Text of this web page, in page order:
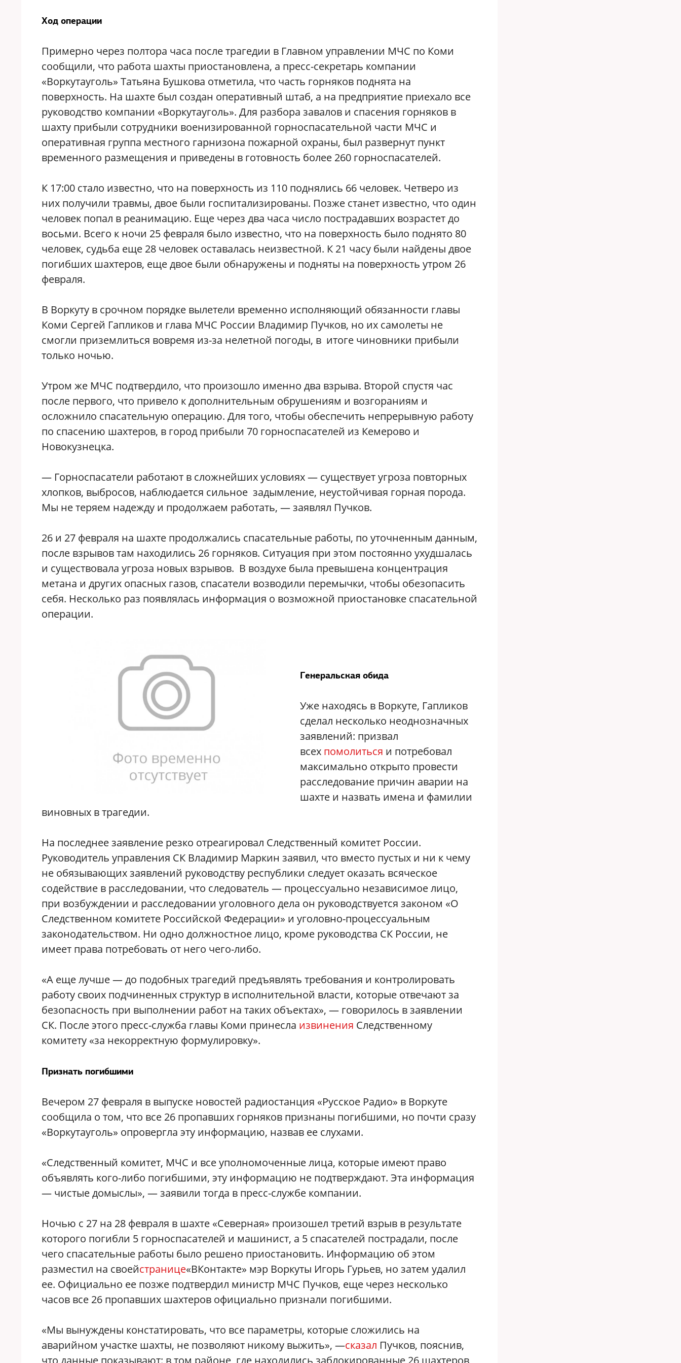
Ход операции
Примерно через полтора часа после трагедии в Главном управлении МЧС по Коми
сообщили, что работа шахты приостановлена, а пресс-секретарь компании
«Воркутауголь» Татьяна Бушкова отметила, что часть горняков поднята на
поверхность. На шахте был создан оперативный штаб, а на предприятие приехало все
руководство компании «Воркутауголь». Для разбора завалов и спасения горняков в
шахту прибыли сотрудники военизированной горноспасательной части МЧС и
оперативная группа местного гарнизона пожарной охраны, был развернут пункт
временного размещения и приведены в готовность более 260 горноспасателей.
К 17:00 стало известно, что на поверхность из 110 поднялись 66 человек. Четверо из
них получили травмы, двое были госпитализированы. Позже станет известно, что один
человек попал в реанимацию. Еще через два часа число пострадавших возрастет до
восьми. Всего к ночи 25 февраля было известно, что на поверхность было поднято 80
человек, судьба еще 28 человек оставалась неизвестной. К 21 часу были найдены двое
погибших шахтеров, еще двое были обнаружены и подняты на поверхность утром 26
февраля.
В Воркуту в срочном порядке вылетели временно исполняющий обязанности главы
Коми Сергей Гапликов и глава МЧС России Владимир Пучков, но их самолеты не
смогли приземлиться вовремя из-за нелетной погоды, в итоге чиновники прибыли
только ночью.
Утром же МЧС подтвердило, что произошло именно два взрыва. Второй спустя час
после первого, что привело к дополнительным обрушениям и возгораниям и
осложнило спасательную операцию. Для того, чтобы обеспечить непрерывную работу
по спасению шахтеров, в город прибыли 70 горноспасателей из Кемерово и
Новокузнецка.
— Горноспасатели работают в сложнейших условиях — существует угроза повторных
хлопков, выбросов, наблюдается сильное задымление, неустойчивая горная порода.
Мы не теряем надежду и продолжаем работать, — заявлял Пучков.
26 и 27 февраля на шахте продолжались спасательные работы, по уточненным данным,
после взрывов там находились 26 горняков. Ситуация при этом постоянно ухудшалась
и существовала угроза новых взрывов. В воздухе была превышена концентрация
метана и других опасных газов, спасатели возводили перемычки, чтобы обезопасить
себя. Несколько раз появлялась информация о возможной приостановке спасательной
операции.
Генеральская обида
Уже находясь в Воркуте, Гапликов
сделал несколько неоднозначных
заявлений: призвал
всех помолиться и потребовал
максимально открыто провести
расследование причин аварии на
шахте и назвать имена и фамилии
виновных в трагедии.
На последнее заявление резко отреагировал Следственный комитет России.
Руководитель управления СК Владимир Маркин заявил, что вместо пустых и ни к чему
не обязывающих заявлений руководству республики следует оказать всяческое
содействие в расследовании, что следователь — процессуально независимое лицо,
при возбуждении и расследовании уголовного дела он руководствуется законом «О
Следственном комитете Российской Федерации» и уголовно-процессуальным
законодательством. Ни одно должностное лицо, кроме руководства СК России, не
имеет права потребовать от него чего-либо.
«А еще лучше — до подобных трагедий предъявлять требования и контролировать
работу своих подчиненных структур в исполнительной власти, которые отвечают за
безопасность при выполнении работ на таких объектах», — говорилось в заявлении
СК. После этого пресс-служба главы Коми принесла извинения Следственному
комитету «за некорректную формулировку».
Признать погибшими
Вечером 27 февраля в выпуске новостей радиостанция «Русское Радио» в Воркуте
сообщила о том, что все 26 пропавших горняков признаны погибшими, но почти сразу
«Воркутауголь» опровергла эту информацию, назвав ее слухами.
«Следственный комитет, МЧС и все уполномоченные лица, которые имеют право
объявлять кого-либо погибшими, эту информацию не подтверждают. Эта информация
— чистые домыслы», — заявили тогда в пресс-службе компании.
Ночью с 27 на 28 февраля в шахте «Северная» произошел третий взрыв в результате
которого погибли 5 горноспасателей и машинист, а 5 спасателей пострадали, после
чего спасательные работы было решено приостановить. Информацию об этом
разместил на своейстранице«ВКонтакте» мэр Воркуты Игорь Гурьев, но затем удалил
ее. Официально ее позже подтвердил министр МЧС Пучков, еще через несколько
часов все 26 пропавших шахтеров официально признали погибшими.
«Мы вынуждены констатировать, что все параметры, которые сложились на
аварийном участке шахты, не позволяют никому выжить», —сказал Пучков, пояснив,
что данные показывают: в том районе, где находились заблокированные 26 шахтеров,